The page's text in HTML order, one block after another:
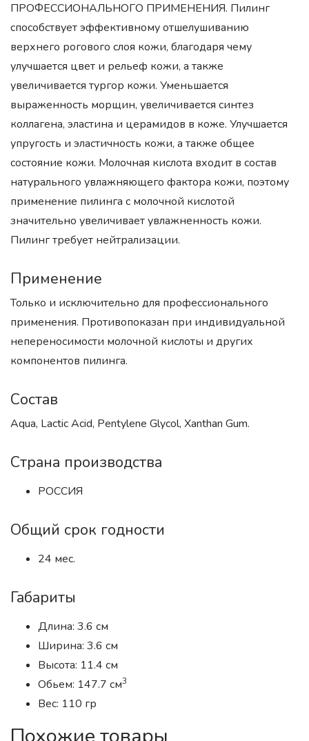
ПРОФЕССИОНАЛЬНОГО ПРИМЕНЕНИЯ. Пилинг
способствует эффективному отшелушиванию
верхнего рогового слоя кожи, благодаря чему
улучшается цвет и рельеф кожи, а также
увеличивается тургор кожи. Уменьшается
выраженность морщин, увеличивается синтез
коллагена, эластина и церамидов в коже. Улучшается
упругость и эластичность кожи, а также общее
состояние кожи. Молочная кислота входит в состав
натурального увлажняющего фактора кожи, поэтому
применение пилинга с молочной кислотой
значительно увеличивает увлажненность кожи.
Пилинг требует нейтрализации.
Применение
Только и исключительно для профессионального
применения. Противопоказан при индивидуальной
непереносимости молочной кислоты и других
компонентов пилинга.
Состав
Aqua, Lactic Acid, Pentylene Glycol, Xanthan Gum.
Страна производства
РОССИЯ
Общий срок годности
24 мес.
Габариты
Длина: 3.6 см
Ширина: 3.6 см
Высота: 11.4 см
Обьем: 147.7 см3
Вес: 110 гр